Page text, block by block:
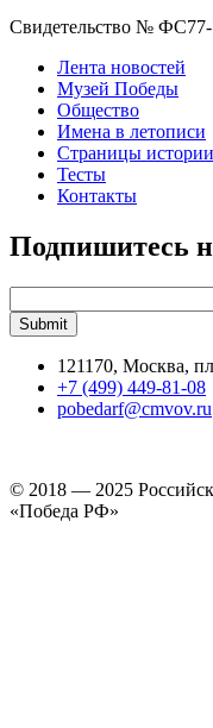
Свидетельство № ФС77-
Лента новостей
Музей Победы
Общество
Имена в летописи
Страницы истории
Тесты
Контакты
Подпишитесь
121170, Москва,
+7 (499) 449-81-08
pobedarf@cmvov.ru
© 2018 — 2025
«Победа РФ»